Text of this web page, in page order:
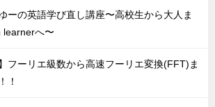
ーの英語学び直し講座〜高校生から大人ま
learnerへ〜
フーリエ級数から高速フーリエ変換(FFT)ま
！